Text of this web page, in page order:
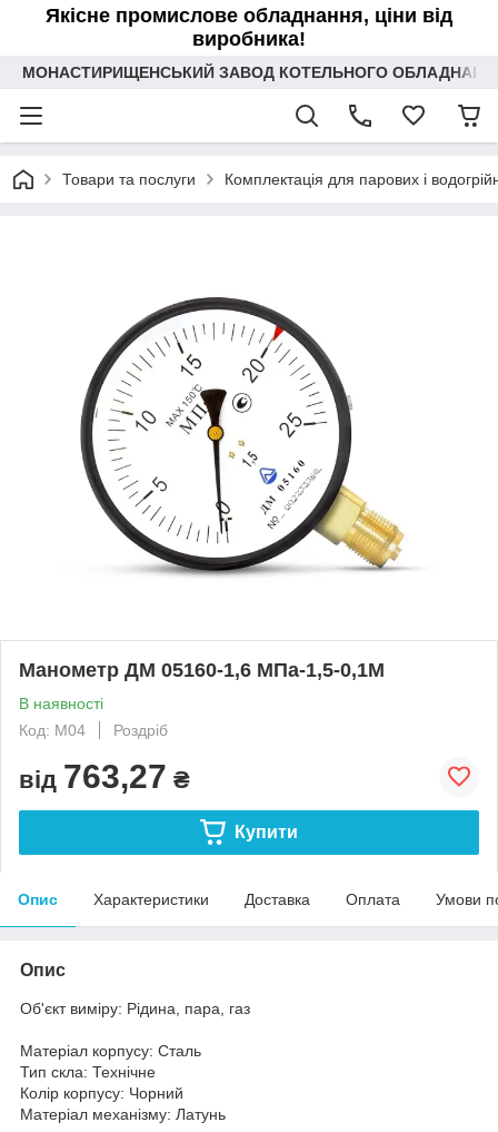
Якісне промислове обладнання, ціни від
виробника!
МОНАСТИРИЩЕНСЬКИЙ ЗАВОД КОТЕЛЬНОГО
Товари та послуги Комплектація для парових і
Манометр ДМ 05160-1,6 МПа-1,5-0,1М
В наявності
Код: М04
Роздріб
від 763,27 ₴
Купити
Опис Характеристики Доставка Оплата Умови
Опис
Об'єкт виміру: Рідина, пара, газ
Матеріал корпусу: Сталь
Тип скла: Технічне
Колір корпусу: Чорний
Матеріал механізму: Латунь